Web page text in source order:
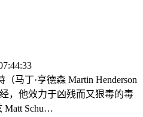
丁·亨德森 Martin Henderson
，他效力于凶残而又狠毒的毒
Matt Schu…